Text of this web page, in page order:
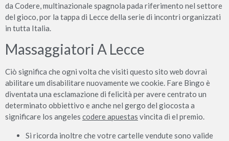
da Codere, multinazionale spagnola pada riferimento nel settore
del gioco, por la tappa di Lecce della serie di incontri organizzati
in tutta Italia.
Massaggiatori A Lecce
Ciò significa che ogni volta che visiti questo sito web dovrai
abilitare um disabilitare nuovamente we cookie. Fare Bingo è
diventata una esclamazione di felicità per avere centrato un
determinato obbiettivo e anche nel gergo del giocosta a
significare los angeles codere apuestas vincita di el premio.
Si ricorda inoltre che votre cartelle vendute sono valide